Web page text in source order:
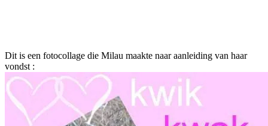
Dit is een fotocollage die Milau maakte naar aanleiding van haar
vondst :